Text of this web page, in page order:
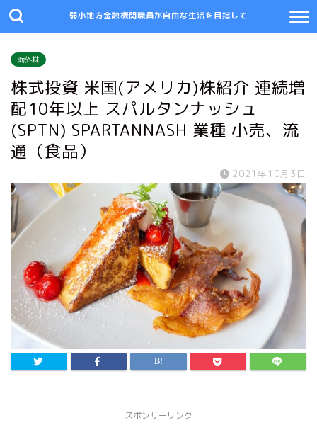
弱小地方金融機関職員が自由な生活を目指して
海外株
株式投資 米国(アメリカ)株紹介 連続増
配10年以上 スパルタンナッシュ
(SPTN) SPARTANNASH 業種 小売、流
通（食品）
2021年10月3日
スポンサーリンク